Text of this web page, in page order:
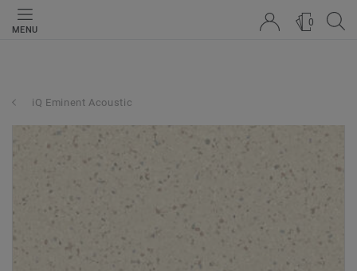
MENU
0
iQ Eminent Acoustic